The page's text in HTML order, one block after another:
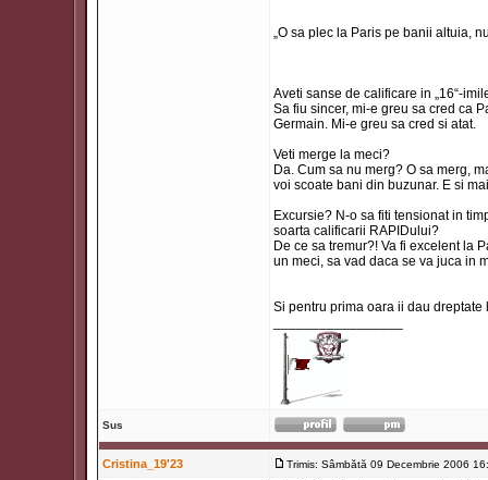
„O sa plec la Paris pe banii altuia,
Aveti sanse de calificare in „16“-
Sa fiu sincer, mi-e greu sa cred ca
Germain. Mi-e greu sa cred si atat.
Veti merge la meci?
Da. Cum sa nu merg? O sa merg,
voi scoate bani din buzunar. E si
Excursie? N-o sa fiti tensionat in
soarta calificarii RAPIDului?
De ce sa tremur?! Va fi excelent la
un meci, sa vad daca se va juca in
Si pentru prima oara ii dau dreptate
Sus
Cristina_19'23 Trimis: Sâmbătă 09 Decembrie 2006